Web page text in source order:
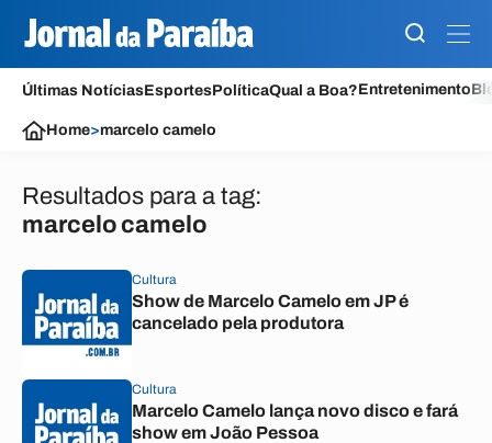
Últimas NotíciasEsportesPolíticaQual a Boa?Entretenimento
Home>marcelo camelo
Resultados para a tag:
marcelo camelo
Cultura
Show de Marcelo Camelo em JP é
cancelado pela produtora
Cultura
Marcelo Camelo lança novo disco e fará
show em João Pessoa